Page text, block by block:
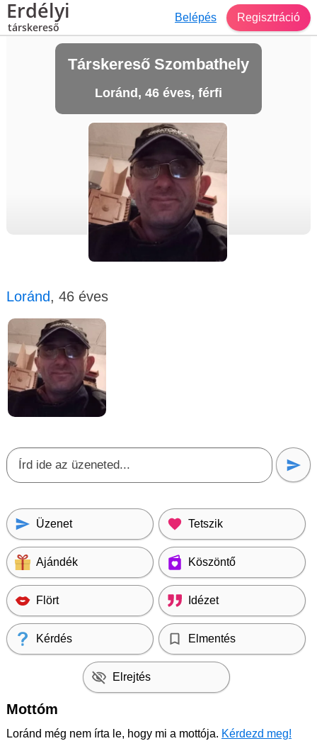
Erdélyi
társkereső
Belépés Regisztráció
Társkereső Szombathely
Loránd, 46 éves, férfi
Loránd, 46 éves
Üzenet Tetszik
Ajándék Köszöntő
Flört Idézet
Kérdés Elmentés
Elrejtés
Mottóm
Loránd még nem írta le, hogy mi a mottója. Kérdezd meg!